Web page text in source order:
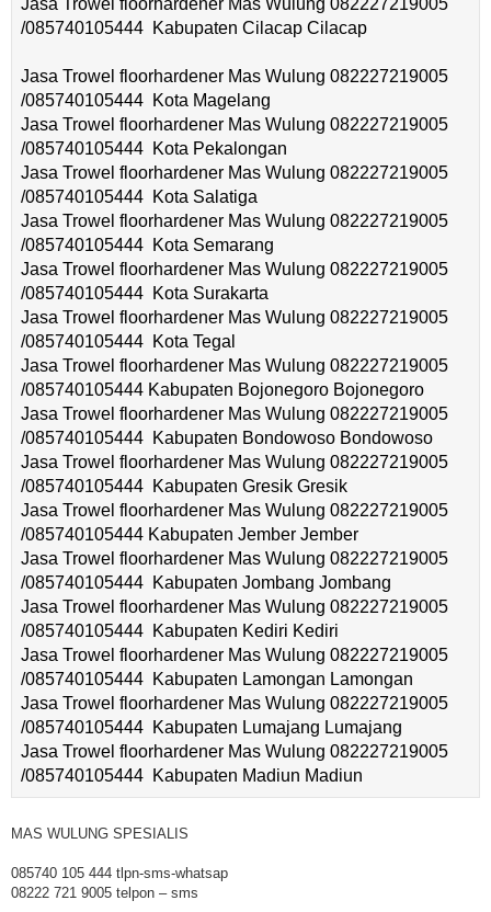
/085740105444 Kabupaten Cilacap Cilacap
Jasa Trowel floorhardener Mas Wulung 082227219005
/085740105444 Kota Magelang
Jasa Trowel floorhardener Mas Wulung 082227219005
/085740105444 Kota Pekalongan
Jasa Trowel floorhardener Mas Wulung 082227219005
/085740105444 Kota Salatiga
Jasa Trowel floorhardener Mas Wulung 082227219005
/085740105444 Kota Semarang
Jasa Trowel floorhardener Mas Wulung 082227219005
/085740105444 Kota Surakarta
Jasa Trowel floorhardener Mas Wulung 082227219005
/085740105444 Kota Tegal
Jasa Trowel floorhardener Mas Wulung 082227219005
/085740105444 Kabupaten Bojonegoro Bojonegoro
Jasa Trowel floorhardener Mas Wulung 082227219005
/085740105444 Kabupaten Bondowoso Bondowoso
Jasa Trowel floorhardener Mas Wulung 082227219005
/085740105444 Kabupaten Gresik Gresik
Jasa Trowel floorhardener Mas Wulung 082227219005
/085740105444 Kabupaten Jember Jember
Jasa Trowel floorhardener Mas Wulung 082227219005
/085740105444 Kabupaten Jombang Jombang
Jasa Trowel floorhardener Mas Wulung 082227219005
/085740105444 Kabupaten Kediri Kediri
Jasa Trowel floorhardener Mas Wulung 082227219005
/085740105444 Kabupaten Lamongan Lamongan
Jasa Trowel floorhardener Mas Wulung 082227219005
/085740105444 Kabupaten Lumajang Lumajang
Jasa Trowel floorhardener Mas Wulung 082227219005
/085740105444 Kabupaten Madiun Madiun
MAS WULUNG SPESIALIS
085740 105 444 tlpn-sms-whatsap
08222 721 9005 telpon – sms